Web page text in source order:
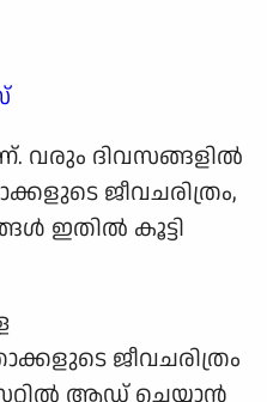
വരും ദിവസങ്ങളില്‍
ജീവചരിത്രം,
ഇതില്‍ കൂട്ടി
ജീവചരിത്രം
ആഡ് ചെയ്യാന്‍